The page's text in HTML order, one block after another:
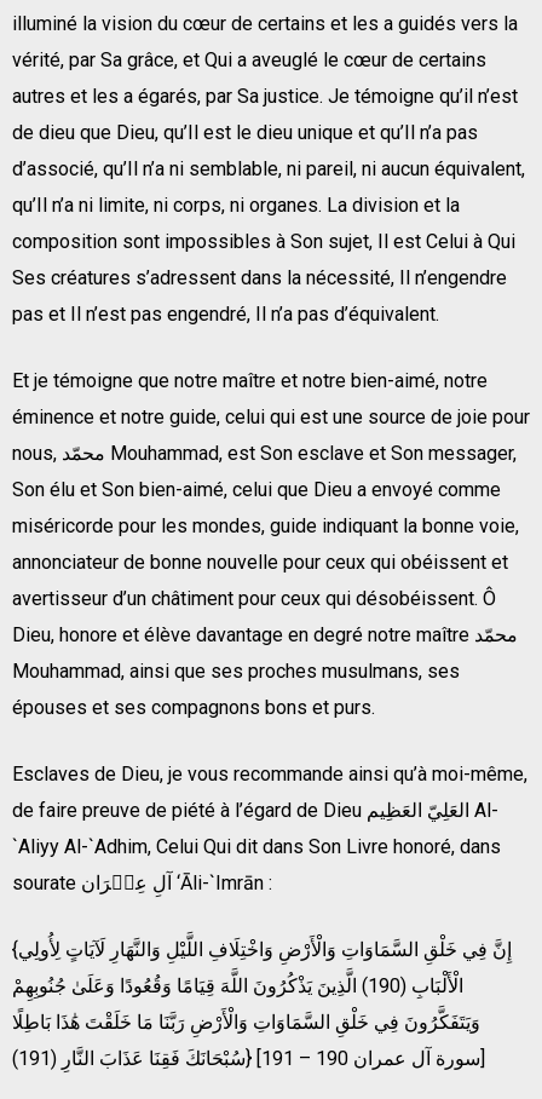
illuminé la vision du cœur de certains et les a guidés vers la
vérité, par Sa grâce, et Qui a aveuglé le cœur de certains
autres et les a égarés, par Sa justice. Je témoigne qu’il n’est
de dieu que Dieu, qu’Il est le dieu unique et qu’Il n’a pas
d’associé, qu’Il n’a ni semblable, ni pareil, ni aucun équivalent,
qu’Il n’a ni limite, ni corps, ni organes. La division et la
composition sont impossibles à Son sujet, Il est Celui à Qui
Ses créatures s’adressent dans la nécessité, Il n’engendre
pas et Il n’est pas engendré, Il n’a pas d’équivalent.
Et je témoigne que notre maître et notre bien-aimé, notre
éminence et notre guide, celui qui est une source de joie pour
nous, محمّد Mouhammad, est Son esclave et Son messager,
Son élu et Son bien-aimé, celui que Dieu a envoyé comme
miséricorde pour les mondes, guide indiquant la bonne voie,
annonciateur de bonne nouvelle pour ceux qui obéissent et
avertisseur d’un châtiment pour ceux qui désobéissent. Ô
Dieu, honore et élève davantage en degré notre maître محمّد
Mouhammad, ainsi que ses proches musulmans, ses
épouses et ses compagnons bons et purs.
Esclaves de Dieu, je vous recommande ainsi qu’à moi-même,
de faire preuve de piété à l’égard de Dieu العَلِيّ العَظِيم Al-
`Aliyy Al-`Adhim, Celui Qui dit dans Son Livre honoré, dans
sourate آلِ عِمۡرَان ‘Āli-`Imrān :
{إِنَّ فِي خَلْقِ السَّمَاوَاتِ وَالْأَرْضِ وَاخْتِلَافِ اللَّيْلِ وَالنَّهَارِ لَآيَاتٍ لِأُولِي
الْأَلْبَابِ (190) الَّذِينَ يَذْكُرُونَ اللَّهَ قِيَامًا وَقُعُودًا وَعَلَىٰ جُنُوبِهِمْ
وَيَتَفَكَّرُونَ فِي خَلْقِ السَّمَاوَاتِ وَالْأَرْضِ رَبَّنَا مَا خَلَقْتَ هَٰذَا بَاطِلًا
سُبْحَانَكَ فَقِنَا عَذَابَ النَّارِ (191)} [سورة آل عمران 190 – 191]